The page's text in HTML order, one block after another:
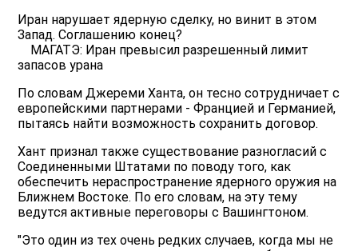
Иран нарушает ядерную сделку, но винит в этом
Запад. Соглашению конец?
МАГАТЭ: Иран превысил разрешенный лимит
запасов урана
По словам Джереми Ханта, он тесно сотрудничает с
европейскими партнерами - Францией и Германией,
пытаясь найти возможность сохранить договор.
Хант признал также существование разногласий с
Соединенными Штатами по поводу того, как
обеспечить нераспространение ядерного оружия на
Ближнем Востоке. По его словам, на эту тему
ведутся активные переговоры с Вашингтоном.
"Это один из тех очень редких случаев, когда мы не